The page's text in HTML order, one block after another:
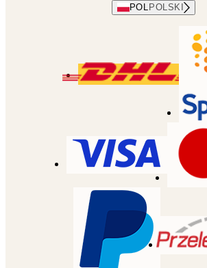
POL POLSKI